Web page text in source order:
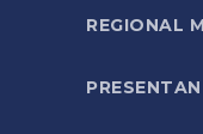
REGIONAL